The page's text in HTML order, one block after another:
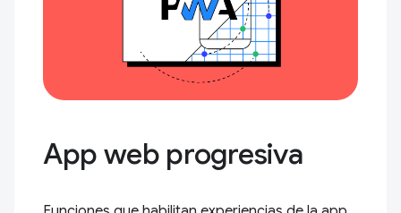
App web progresiva